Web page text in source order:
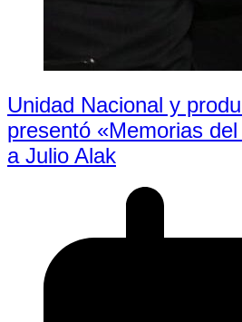
Unidad Nacional y
presentó «Memorias
a Julio Alak